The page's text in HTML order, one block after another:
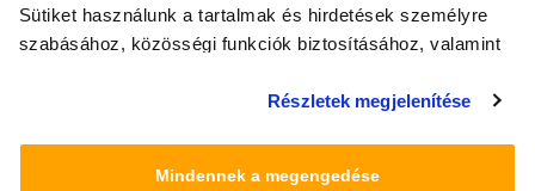
Sütiket használunk a tartalmak és hirdetések személyre
szabásához, közösségi funkciók biztosításához, valamint
média-, hirdető- és elemező partnereinkkel megosztjuk az
amelyeket Ön adott meg számukra vagy az Ön által
Részletek megjelenítése
Mindennek a megengedése